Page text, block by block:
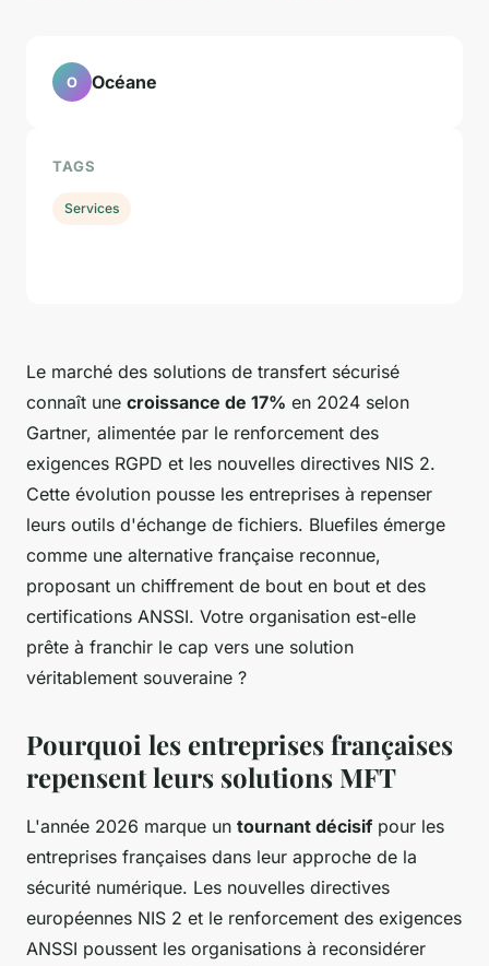
Le marché des solutions de transfert sécurisé
connaît une croissance de 17% en 2024 selon
Gartner, alimentée par le renforcement des
exigences RGPD et les nouvelles directives NIS 2.
Cette évolution pousse les entreprises à repenser
leurs outils d'échange de fichiers. Bluefiles émerge
comme une alternative française reconnue,
proposant un chiffrement de bout en bout et des
certifications ANSSI. Votre organisation est-elle
prête à franchir le cap vers une solution
véritablement souveraine ?
Pourquoi les entreprises françaises
repensent leurs solutions MFT
L'année 2026 marque un tournant décisif pour les
entreprises françaises dans leur approche de la
sécurité numérique. Les nouvelles directives
européennes NIS 2 et le renforcement des exigences
ANSSI poussent les organisations à reconsidérer
O Océane
TAGS
Services